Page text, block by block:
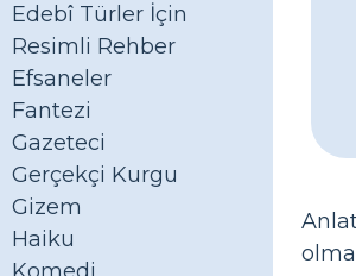
Edebî Türler İçin
Resimli Rehber
Efsaneler
Fantezi
Gazeteci
Gerçekçi Kurgu
Gizem
Haiku